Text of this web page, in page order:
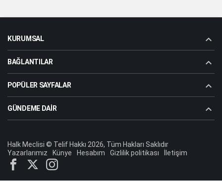
KURUMSAL
BAĞLANTILAR
POPÜLER SAYFALAR
GÜNDEME DAIR
Halk Meclisi © Telif Hakkı 2026, Tüm Hakları Saklıdır
Yazarlarımız
Künye Hesabım Gizlilik politikası İletişim